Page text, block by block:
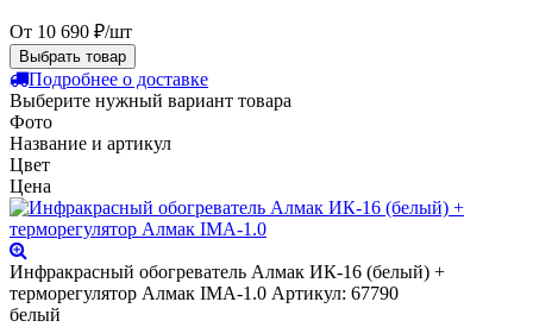
От 10 690 ₽/шт
Выбрать товар
Подробнее о доставке
Выберите нужный вариант товара
Фото
Название и артикул
Цвет
Цена
Инфракрасный обогреватель Алмак ИК-16 (белый) +
терморегулятор Алмак IMA-1.0 Артикул: 67790
белый